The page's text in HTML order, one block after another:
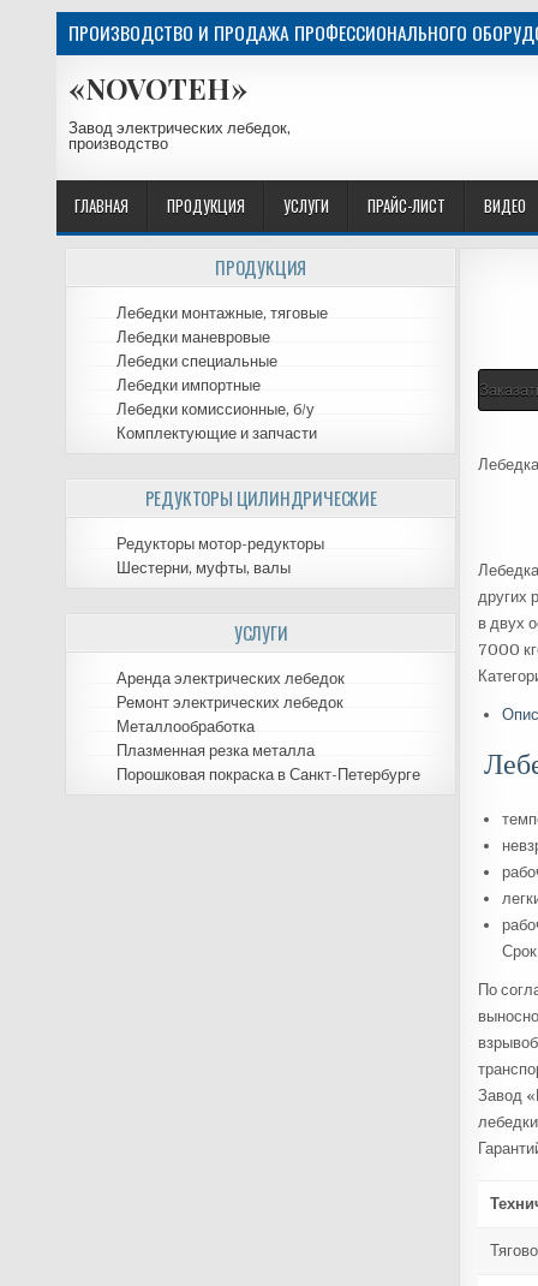
ПРОИЗВОДСТВО И ПРОДАЖА ПРОФЕССИОНАЛЬНОГО
«NOVOTEH»
Завод электрических лебедок,
производство
ГЛАВНАЯ ПРОДУКЦИЯ УСЛУГИ ПРАЙС-ЛИСТ ВИДЕО
ПРОДУКЦИЯ
Лебедки монтажные, тяговые
Лебедки маневровые
Лебедки специальные
Лебедки импортные
Лебедки комиссионные, б/у
Комплектующие и запчасти
РЕДУКТОРЫ ЦИЛИНДРИЧЕСКИЕ
Редукторы мотор-редукторы
Шестерни, муфты, валы
УСЛУГИ
Аренда электрических лебедок
Ремонт электрических лебедок
Металлообработка
Плазменная резка металла
Порошковая покраска в Санкт-Петербурге
других
в двух
7000
По
Завод